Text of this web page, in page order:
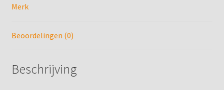
Verlanglijst
Merk
Beoordelingen (0)
Beschrijving